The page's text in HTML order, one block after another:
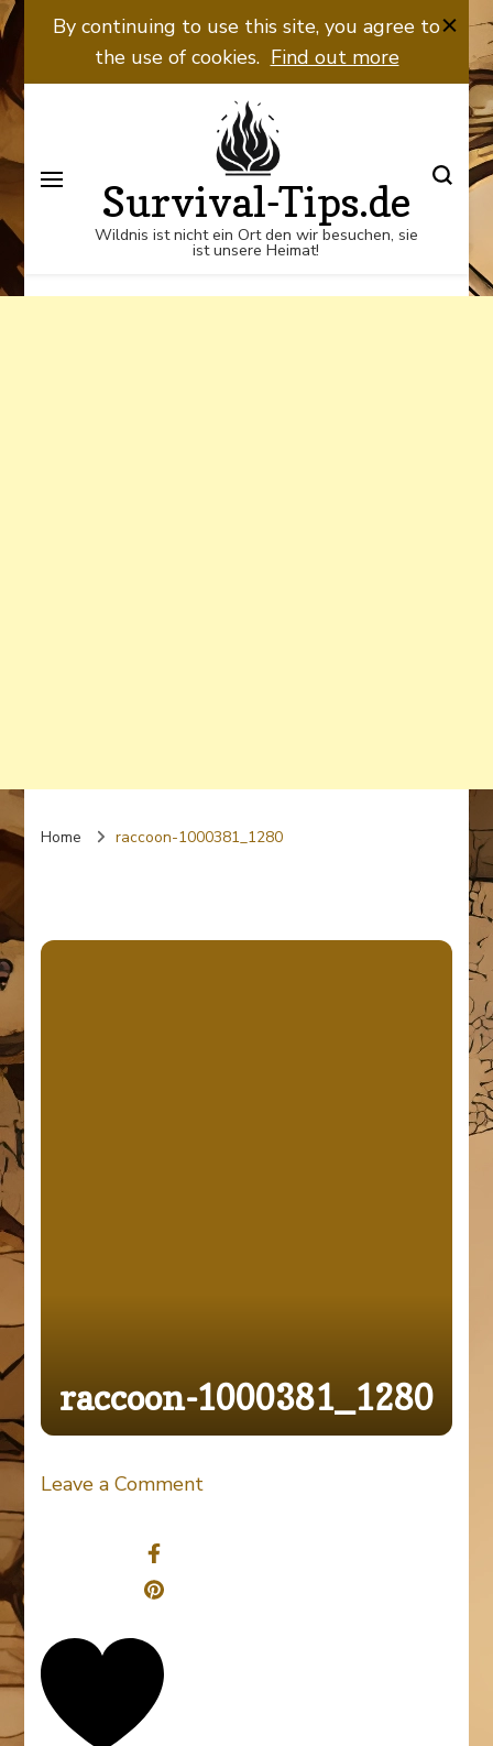
Wildnis ist nicht ein Ort den wir
besuchen, sie ist unsere Heimat!
By continuing to use this site, you agree to
the use of cookies. Find out more
Survival-Tips.de
Wildnis ist nicht ein Ort den wir besuchen, sie
ist unsere Heimat!
Home raccoon-1000381_1280
raccoon-1000381_1280
Leave a Commenton